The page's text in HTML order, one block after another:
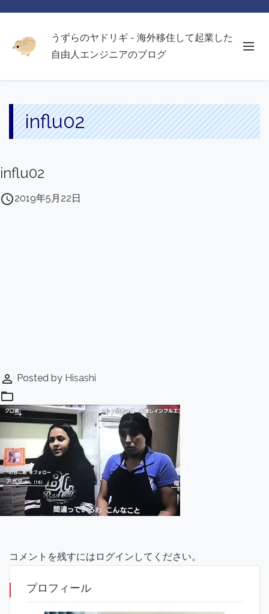
うずらのヤドリギ - 海外移住して起業した
自由人エンジニアのブログ
influ02
influ02
access_time2019年5月22日
perm_identity Posted by Hisashi
folder_open
コメントを残すにはログインしてください。
プロフィール